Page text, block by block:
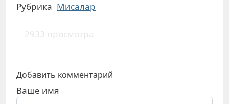
Рубрика Мисалар
2933 просмотра
Добавить комментарий
Ваше имя